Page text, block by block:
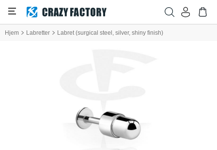
Hjem Labretter Labret (surgical steel, silver, shiny finish)